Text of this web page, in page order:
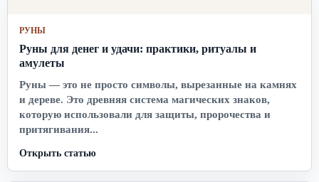
РУНЫ
Руны для денег и удачи: практики, ритуалы и
амулеты
Руны — это не просто символы, вырезанные на камнях
и дереве. Это древняя система магических знаков,
которую использовали для защиты, пророчества и
притягивания...
Открыть статью